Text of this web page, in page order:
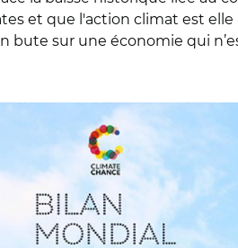
et que l'action climat est
bute sur une économie qui